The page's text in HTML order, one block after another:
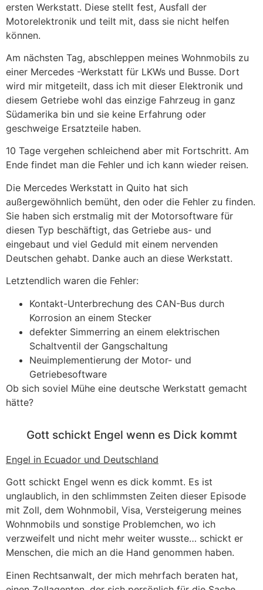
ersten Werkstatt. Diese stellt fest, Ausfall der
Motorelektronik und teilt mit, dass sie nicht helfen
können.
Am nächsten Tag, abschleppen meines Wohnmobils zu
einer Mercedes -Werkstatt für LKWs und Busse. Dort
wird mir mitgeteilt, dass ich mit dieser Elektronik und
diesem Getriebe wohl das einzige Fahrzeug in ganz
Südamerika bin und sie keine Erfahrung oder
geschweige Ersatzteile haben.
10 Tage vergehen schleichend aber mit Fortschritt. Am
Ende findet man die Fehler und ich kann wieder reisen.
Die Mercedes Werkstatt in Quito hat sich
außergewöhnlich bemüht, den oder die Fehler zu finden.
Sie haben sich erstmalig mit der Motorsoftware für
diesen Typ beschäftigt, das Getriebe aus- und
eingebaut und viel Geduld mit einem nervenden
Deutschen gehabt. Danke auch an diese Werkstatt.
Letztendlich waren die Fehler:
Kontakt-Unterbrechung des CAN-Bus durch
Korrosion an einem Stecker
defekter Simmerring an einem elektrischen
Schaltventil der Gangschaltung
Neuimplementierung der Motor- und
Getriebesoftware
Ob sich soviel Mühe eine deutsche Werkstatt gemacht
hätte?
Gott schickt Engel wenn es Dick kommt
Engel in Ecuador und Deutschland
Gott schickt Engel wenn es dick kommt. Es ist
unglaublich, in den schlimmsten Zeiten dieser Episode
mit Zoll, dem Wohnmobil, Visa, Versteigerung meines
Wohnmobils und sonstige Problemchen, wo ich
verzweifelt und nicht mehr weiter wusste… schickt er
Menschen, die mich an die Hand genommen haben.
Einen Rechtsanwalt, der mich mehrfach beraten hat,